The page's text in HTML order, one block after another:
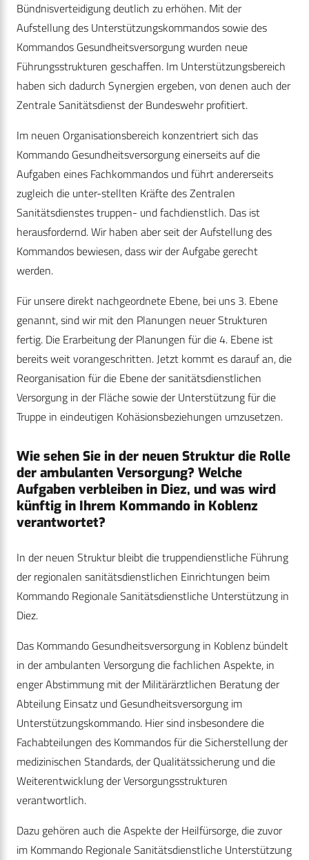
Bündnisverteidigung deutlich zu erhöhen. Mit der
Aufstellung des Unterstützungskommandos sowie des
Kommandos Gesundheitsversorgung wurden neue
Führungsstrukturen geschaffen. Im Unterstützungsbereich
haben sich dadurch Synergien ergeben, von denen auch der
Zentrale Sanitätsdienst der Bundeswehr profitiert.
Im neuen Organisationsbereich konzentriert sich das
Kommando Gesundheitsversorgung einerseits auf die
Aufgaben eines Fachkommandos und führt andererseits
zugleich die unter-stellten Kräfte des Zentralen
Sanitätsdienstes truppen- und fachdienstlich. Das ist
herausfordernd. Wir haben aber seit der Aufstellung des
Kommandos bewiesen, dass wir der Aufgabe gerecht
werden.
Für unsere direkt nachgeordnete Ebene, bei uns 3. Ebene
genannt, sind wir mit den Planungen neuer Strukturen
fertig. Die Erarbeitung der Planungen für die 4. Ebene ist
bereits weit vorangeschritten. Jetzt kommt es darauf an, die
Reorganisation für die Ebene der sanitätsdienstlichen
Versorgung in der Fläche sowie der Unterstützung für die
Truppe in eindeutigen Kohäsionsbeziehungen umzusetzen.
Wie sehen Sie in der neuen Struktur die Rolle
der ambulanten Versorgung? Welche
Aufgaben verbleiben in Diez, und was wird
künftig in Ihrem Kommando in Koblenz
verantwortet?
In der neuen Struktur bleibt die truppendienstliche Führung
der regionalen sanitätsdienstlichen Einrichtungen beim
Kommando Regionale Sanitätsdienstliche Unterstützung in
Diez.
Das Kommando Gesundheitsversorgung in Koblenz bündelt
in der ambulanten Versorgung die fachlichen Aspekte, in
enger Abstimmung mit der Militärärztlichen Beratung der
Abteilung Einsatz und Gesundheitsversorgung im
Unterstützungskommando. Hier sind insbesondere die
Fachabteilungen des Kommandos für die Sicherstellung der
medizinischen Standards, der Qualitätssicherung und die
Weiterentwicklung der Versorgungsstrukturen
verantwortlich.
Dazu gehören auch die Aspekte der Heilfürsorge, die zuvor
im Kommando Regionale Sanitätsdienstliche Unterstützung